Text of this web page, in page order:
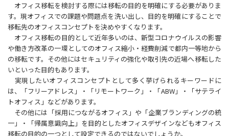
オフィス移転を検討する際には移転の目的を明確にする必要がありま
す。現オフィスでの課題や問題点を洗い出し、目的を明確にすることで
移転先のオフィスコンセプトを決めやすくなります。
オフィス移転の目的として近年多いのは、新型コロナウイルスの影響
や働き方改革の一環としてのオフィス縮小・経費削減で都内一等地から
の移転です。その他にはセキュリティの強化や取引先の近場へ移転した
いといった目的もあります。
実現したいオフィスコンセプトとして多く挙げられるキーワードに
は、「フリーアドレス」・「リモートワーク」・「ABW」・「サテライ
トオフィス」などがあります。
その他には「採用につながるオフィス」や「企業ブランディングの統
一」・「帰属意識向上」を目的としたオフィスデザインなどもオフィス
移転の目的の一つとして設定できるのではないでしょうか。